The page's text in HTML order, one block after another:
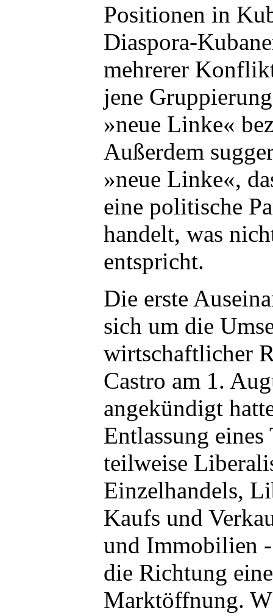
Positionen in
Diaspora-
mehrerer
jene
»neue Linke«
Außerdem
»neue Linke«,
eine politische
handelt, was
entspricht.
Die erste
sich um die
wirtschaftlicher
Castro am 1.
angekündigt
Entlassung
teilweise
Einzelhandels,
Kaufs und
und Immobilien
die Richtung
Marktöffnung.